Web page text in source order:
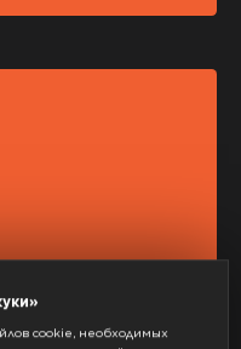
cookie, необходимых